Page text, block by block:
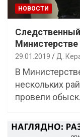
НОВОСТИ
29.01.2019 Д.
В
нескольких
провели